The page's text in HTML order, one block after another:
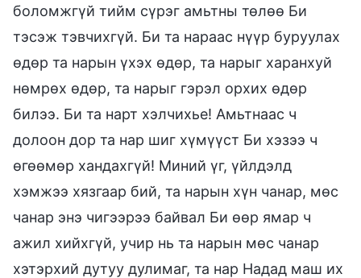
боломжгүй тийм сүрэг амьтны төлөө Би
тэсэж тэвчихгүй. Би та нараас нүүр буруулах
өдөр та нарын үхэх өдөр, та нарыг харанхуй
нөмрөх өдөр, та нарыг гэрэл орхих өдөр
билээ. Би та нарт хэлчихье! Амьтнаас ч
долоон дор та нар шиг хүмүүст Би хэзээ ч
өгөөмөр хандахгүй! Миний үг, үйлдэлд
хэмжээ хязгаар бий, та нарын хүн чанар, мөс
чанар энэ чигээрээ байвал Би өөр ямар ч
ажил хийхгүй, учир нь та нарын мөс чанар
хэтэрхий дутуу дулимаг, та нар Надад маш их